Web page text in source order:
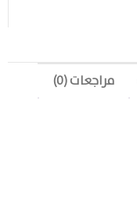
مراجعات (0)